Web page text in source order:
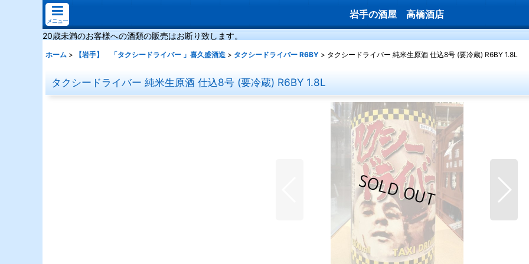
メニュー
岩手の酒屋 高橋酒店
20歳未満のお客様への酒類の販売はお断り致します。
ホーム > 【岩手】 「タクシードライバー 」喜久盛酒造 > タクシードライバー R6BY > タクシードライバー 純米生原酒 仕込8号 (要冷蔵) R6BY 1.8L
タクシードライバー 純米生原酒 仕込8号 (要冷蔵) R6BY 1.8L